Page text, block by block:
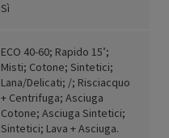
Sì
ECO 40-60; Rapido 15’;
Misti; Cotone; Sintetici;
Lana/Delicati; /; Risciacquo
+ Centrifuga; Asciuga
Cotone; Asciuga Sintetici;
Sintetici; Lava + Asciuga.